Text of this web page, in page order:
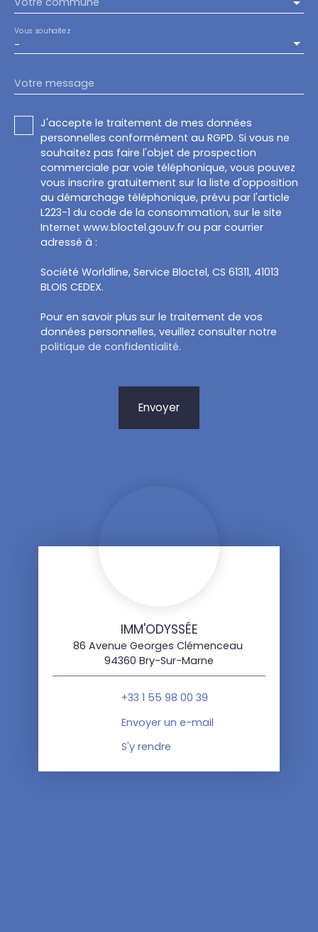
-
Vous souhaitez
Votre message
J'accepte le traitement de mes données
personnelles conformément au RGPD. Si vous ne
souhaitez pas faire l'objet de prospection
commerciale par voie téléphonique, vous pouvez
vous inscrire gratuitement sur la liste d'opposition
au démarchage téléphonique, prévu par l'article
L223-1 du code de la consommation, sur le site
Internet www.bloctel.gouv.fr ou par courrier
adressé à :
Société Worldline, Service Bloctel, CS 61311, 41013
BLOIS CEDEX.
Pour en savoir plus sur le traitement de vos
données personnelles, veuillez consulter notre
politique de confidentialité.
Envoyer
IMM'ODYSSÉE
86 Avenue Georges Clémenceau
94360 Bry-Sur-Marne
+33 1 55 98 00 39
Envoyer un e-mail
S'y rendre